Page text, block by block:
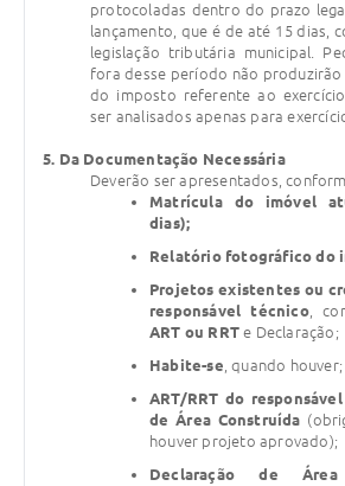
protocoladas dentro do prazo
lançamento, que é de até 15 dias,
legislação tributária municipal.
fora desse período não
do imposto referente ao
ser analisados apenas para
5. Da Documentação Necessária
Deverão ser apresentados,
Matrícula do imóvel
dias);
Relatório fotográfico do
Projetos existentes ou
responsável técnico,
ART ou RRT e Declaração;
Habite-se , quando houver;
ART/RRT do
de Área Construída
houver projeto aprovado);
Declaração de